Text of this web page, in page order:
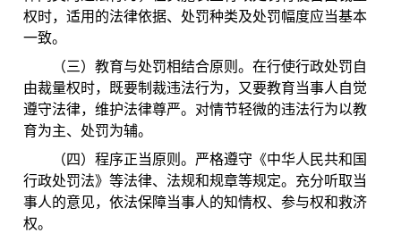
权时，适用的法律依据、处罚种类及处罚幅度应当基本
一致。
（三）教育与处罚相结合原则。在行使行政处罚自
由裁量权时，既要制裁违法行为，又要教育当事人自觉
遵守法律，维护法律尊严。对情节轻微的违法行为以教
育为主、处罚为辅。
（四）程序正当原则。严格遵守《中华人民共和国
行政处罚法》等法律、法规和规章等规定。充分听取当
事人的意见，依法保障当事人的知情权、参与权和救济
权。